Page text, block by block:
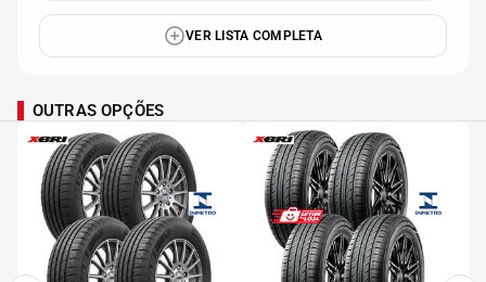
VER LISTA COMPLETA
OUTRAS OPÇÕES